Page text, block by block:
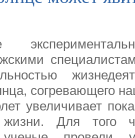
согревающего
увеличивает
жизни. Для того